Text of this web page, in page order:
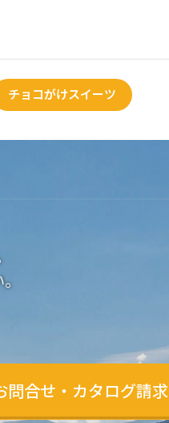
チョコがけスイーツ
問合せ・カタログ請求